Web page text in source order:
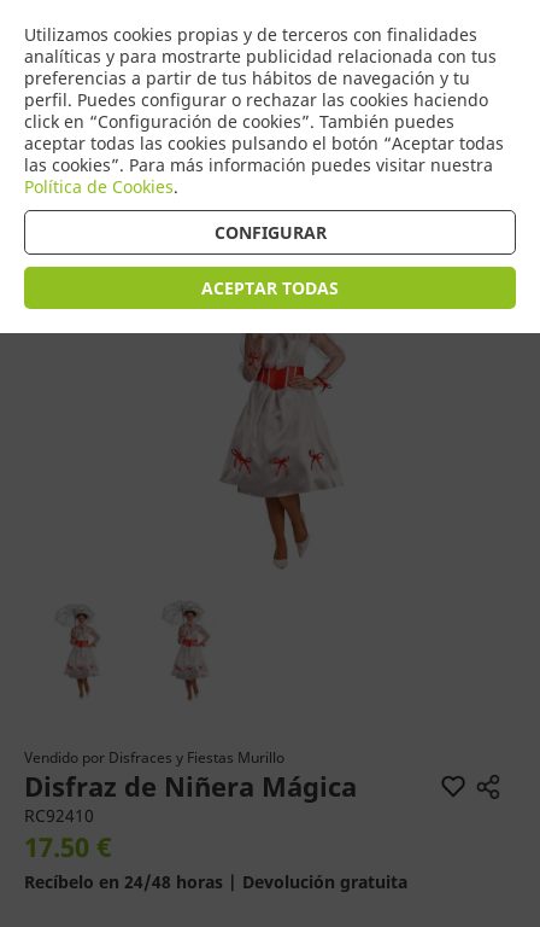
Utilizamos cookies propias y de terceros con finalidades
analíticas y para mostrarte publicidad relacionada con tus
preferencias a partir de tus hábitos de navegación y tu
perfil. Puedes configurar o rechazar las cookies haciendo
click en “Configuración de cookies”. También puedes
aceptar todas las cookies pulsando el botón “Aceptar todas
las cookies”. Para más información puedes visitar nuestra
Política de Cookies.
CONFIGURAR
ACEPTAR TODAS
0
COMERCIO
DE TORRIJOS
Tienda > Disfraces Adulto > Disfraces de Mujer
Vendido por Disfraces y Fiestas Murillo
Disfraz de Niñera Mágica
RC92410
17.50 €
Recíbelo en 24/48 horas | Devolución gratuita